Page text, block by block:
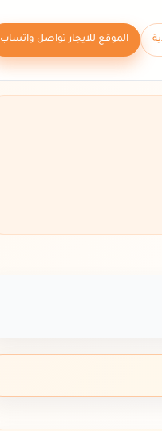
الموقع للايجار تواصل واتساب